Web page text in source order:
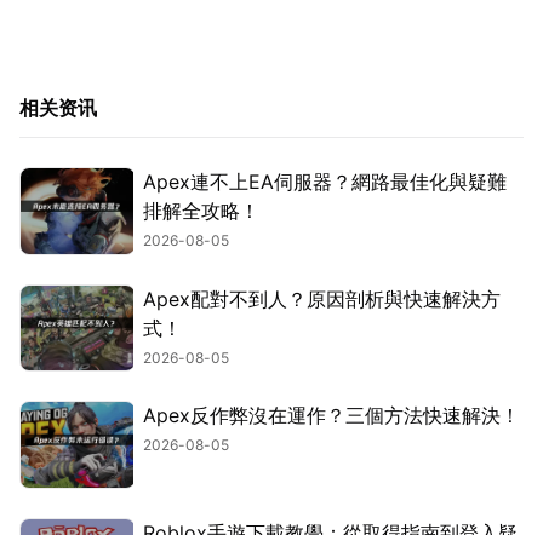
相关资讯
Apex連不上EA伺服器？網路最佳化與疑難
排解全攻略！
2026-08-05
Apex配對不到人？原因剖析與快速解決方
式！
2026-08-05
Apex反作弊沒在運作？三個方法快速解決！
2026-08-05